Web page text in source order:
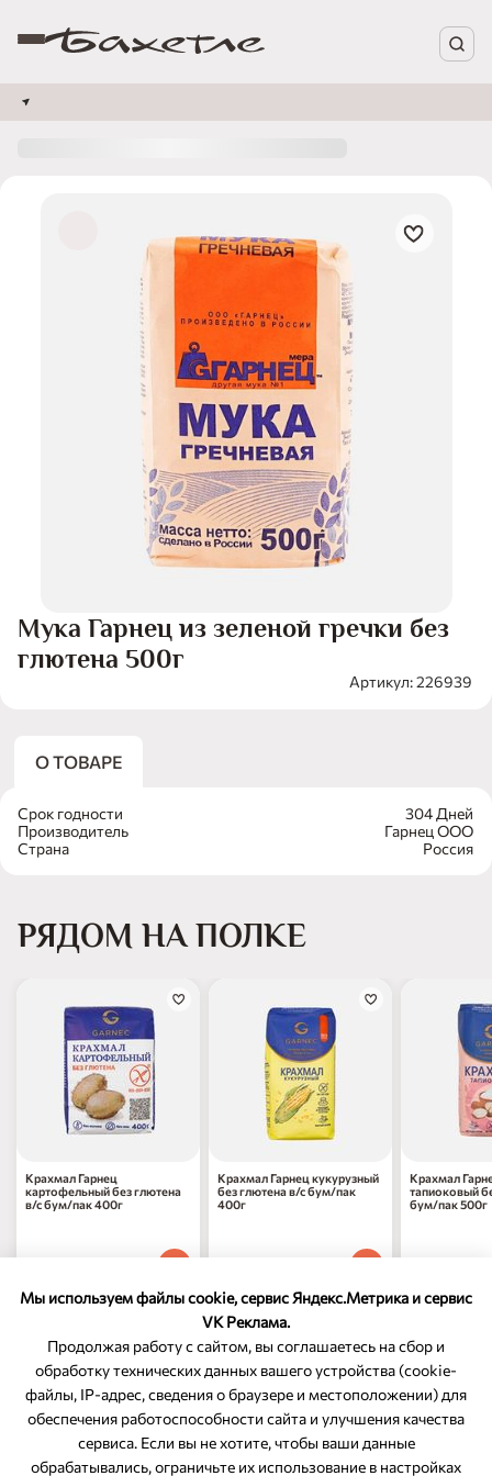
Мы используем файлы cookie, сервис Яндекс.Метрика и сервис
VK Реклама.
Продолжая работу с сайтом, вы соглашаетесь на сбор и
обработку технических данных вашего устройства (cookie-
файлы, IP-адрес, сведения о браузере и местоположении) для
обеспечения работоспособности сайта и улучшения качества
сервиса. Если вы не хотите, чтобы ваши данные
обрабатывались, ограничьте их использование в настройках
Мука Гарнец из зеленой гречки без
глютена 500г
Артикул: 226939
О ТОВАРЕ
Срок годности
304 Дней
Производитель
Гарнец ООО
Страна
Россия
РЯДОМ НА ПОЛКЕ
Крахмал Гарнец
картофельный без глютена
в/с бум/пак 400г
Крахмал Гарнец кукурузный
без глютена в/с бум/пак
400г
Крахмал
тапиоковый
бум/пак 500г
ОБРАТНАЯ СВЯЗЬ
8-800-350-46-10